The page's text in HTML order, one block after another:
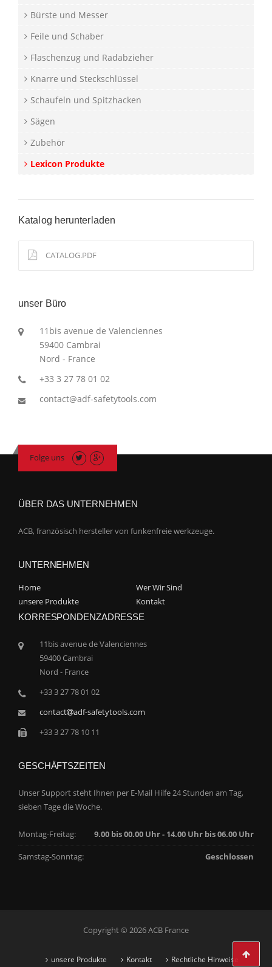
Bürste und Messer
Feile und Schaber
Flaschenzug und Radabzieher
Knarre und Steckschlüssel
Schaufeln und Spitzhacken
Sägen
Zubehör
Lexicon Produkte
Katalog herunterladen
CATALOG.PDF
unser Büro
11bis avenue de Valenciennes
59400 Cambrai
Nord - France
+33 3 27 78 01 02
contact@adf-safetytools.com
Folge uns
ÜBER DAS UNTERNEHMEN
ACB, französisch hersteller von funkenfreie werkzeuge.
UNTERNEHMEN
Home
Wer Wir Sind
unsere Produkte
Kontakt
KORRESPONDENZADRESSE
11bis avenue de Valenciennes
59400 Cambrai
Nord - France
+33 3 27 78 01 02
contact
adf-safetytools.com
+33 3 27 78 10 11
GESCHÄFTSZEITEN
Unser Support steht Ihnen per E-Mail Hilfe 24 Stunden am Tag,
sieben Tage die Woche.
Montag-Freitag: 9.00 bis 00.00 Uhr - 14.00 Uhr bis 06.00 Uhr
Samstag-Sonntag: Geschlossen
Copyright © 2026 ACB France
unsere Produkte Kontakt Rechtliche Hinweise